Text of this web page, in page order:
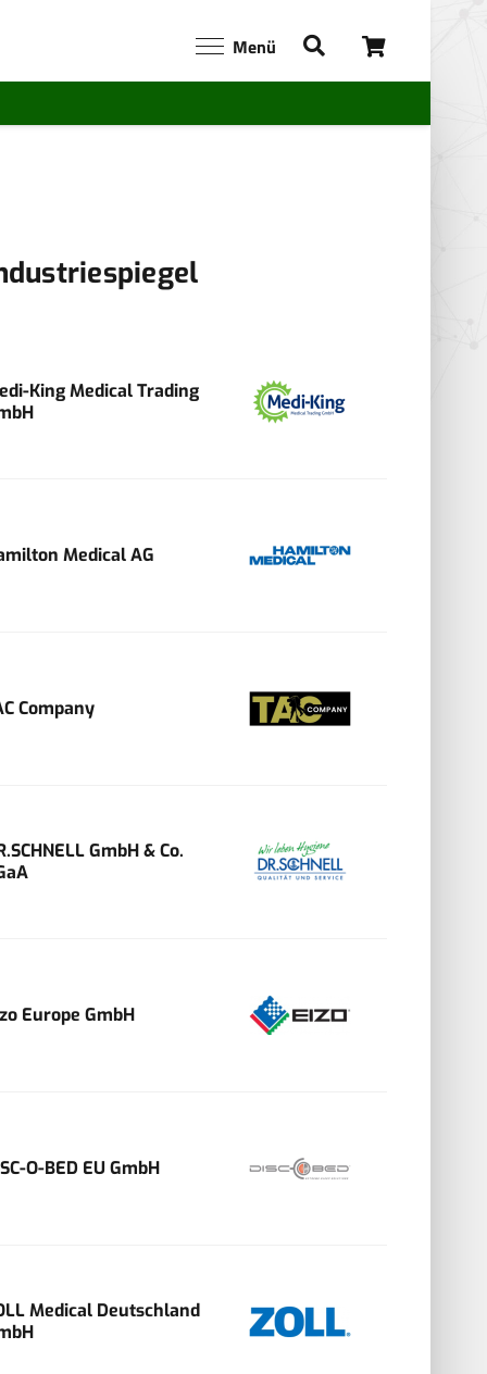
Menü
King Medical Trading
Medical AG
Company
GmbH & Co.
Europe GmbH
O-BED EU GmbH
Medical Deutschland